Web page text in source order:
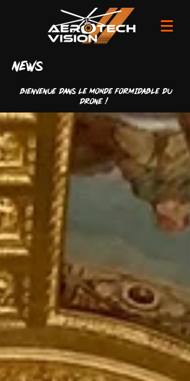
news
Bienvenue dans LE MONDE FORMIDABLE du
drone !